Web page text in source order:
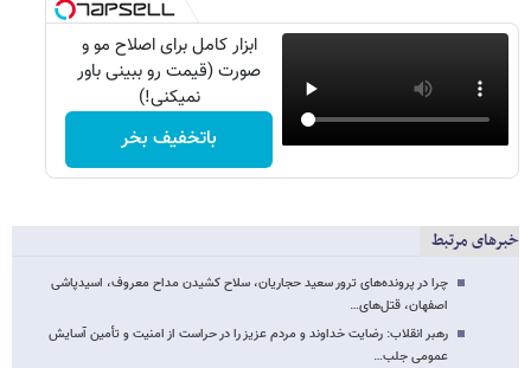
ابزار کامل برای اصلاح مو و
صورت (قیمت رو ببینی باور
نمیکنی!)
باتخفیف بخر
خبرهای مرتبط
چرا در پرونده‌های ترور سعید حجاریان، سلاح کشیدن مداح معروف، اسیدپاشی
اصفهان، قتل‌های…
رهبر انقلاب: رضایت خداوند و مردم عزیز را در حراست از امنیت و تأمین آسایش
عمومی جلب…